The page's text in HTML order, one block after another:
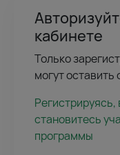
кабинете
Только
могут оставить
становитесь
программы